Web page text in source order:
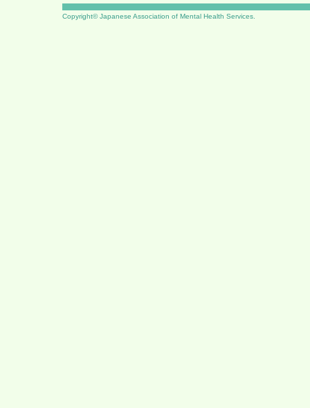
Copyright© Japanese Association of Mental Health Services.